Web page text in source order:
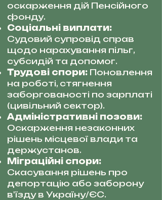
оскарження дій Пенсійного
фонду.
Соціальні виплати:
Судовий супровід справ
щодо нарахування пільг,
субсидій та допомог.
Трудові спори: Поновлення
на роботі, стягнення
заборгованості по зарплаті
(цивільний сектор).
Адміністративні позови:
Оскарження незаконних
рішень місцевої влади та
держустанов.
Міграційні спори:
Скасування рішень про
депортацію або заборону
в'їзду в Україну/ЄС.